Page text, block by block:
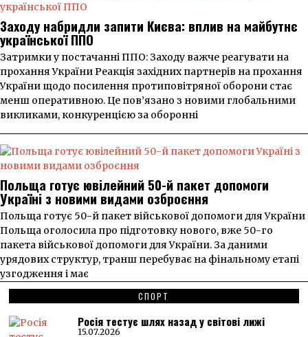
Заходу набридли запити Києва: вплив на майбутнє
української ППО
Затримки у постачанні ППО: Заходу важче реагувати на
прохання України Реакція західних партнерів на прохання
України щодо посилення протиповітряної оборони стає
менш оперативною. Це пов’язано з новими глобальними
викликами, конкуренцією за оборонні
Польща готує ювілейний 50-й пакет допомоги
Україні з новими видами озброєння
Польща готує 50-й пакет військової допомоги для України
Польща оголосила про підготовку нового, вже 50-го
пакета військової допомоги для України. За даними
урядових структур, транш перебуває на фінальному етапі
узгодження і має
СПОРТ
Росія тестує шлях назад у світові лижі
15.07.2026